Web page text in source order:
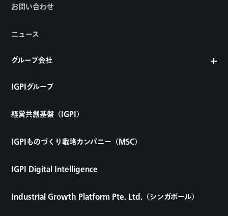
お問い合わせ
ニュース
グループ会社
IGPIグループ
経営共創基盤（IGPI）
IGPIものづくり戦略カンパニー（MSC）
IGPI Digital Intelligence
Industrial Growth Platform Pte. Ltd.（シンガポール）